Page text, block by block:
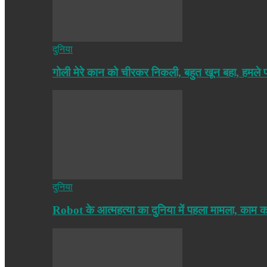
दुनिया
गोली मेरे कान को चीरकर निकली, बहुत खून बहा, हमले
दुनिया
Robot के आत्महत्या का दुनिया में पहला मामला, काम